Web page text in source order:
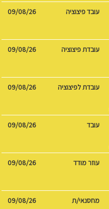
עובד פיצוציה 09/08/26
עובדת פיצוציה 09/08/26
עובדת לפיצוציה 09/08/26
עובד 09/08/26
עוזר מודד 09/08/26
מחסנאי/ת 09/08/26